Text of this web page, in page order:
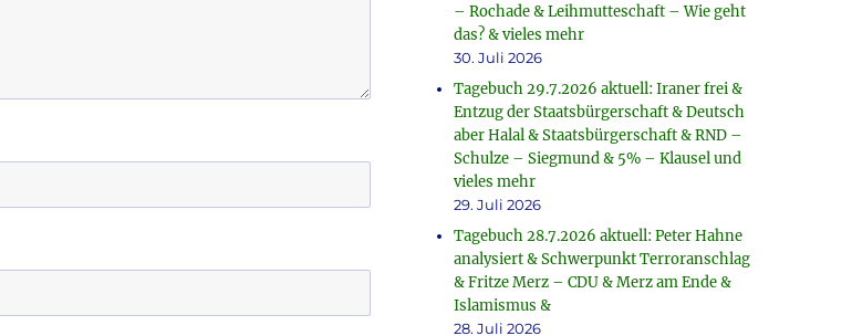
– Rochade & Leihmutteschaft – Wie geht
das? & vieles mehr
30. Juli 2026
Tagebuch 29.7.2026 aktuell: Iraner frei &
Entzug der Staatsbürgerschaft & Deutsch
aber Halal & Staatsbürgerschaft & RND –
Schulze – Siegmund & 5% – Klausel und
vieles mehr
29. Juli 2026
Tagebuch 28.7.2026 aktuell: Peter Hahne
analysiert & Schwerpunkt Terroranschlag
& Fritze Merz – CDU & Merz am Ende &
Islamismus &
28. Juli 2026